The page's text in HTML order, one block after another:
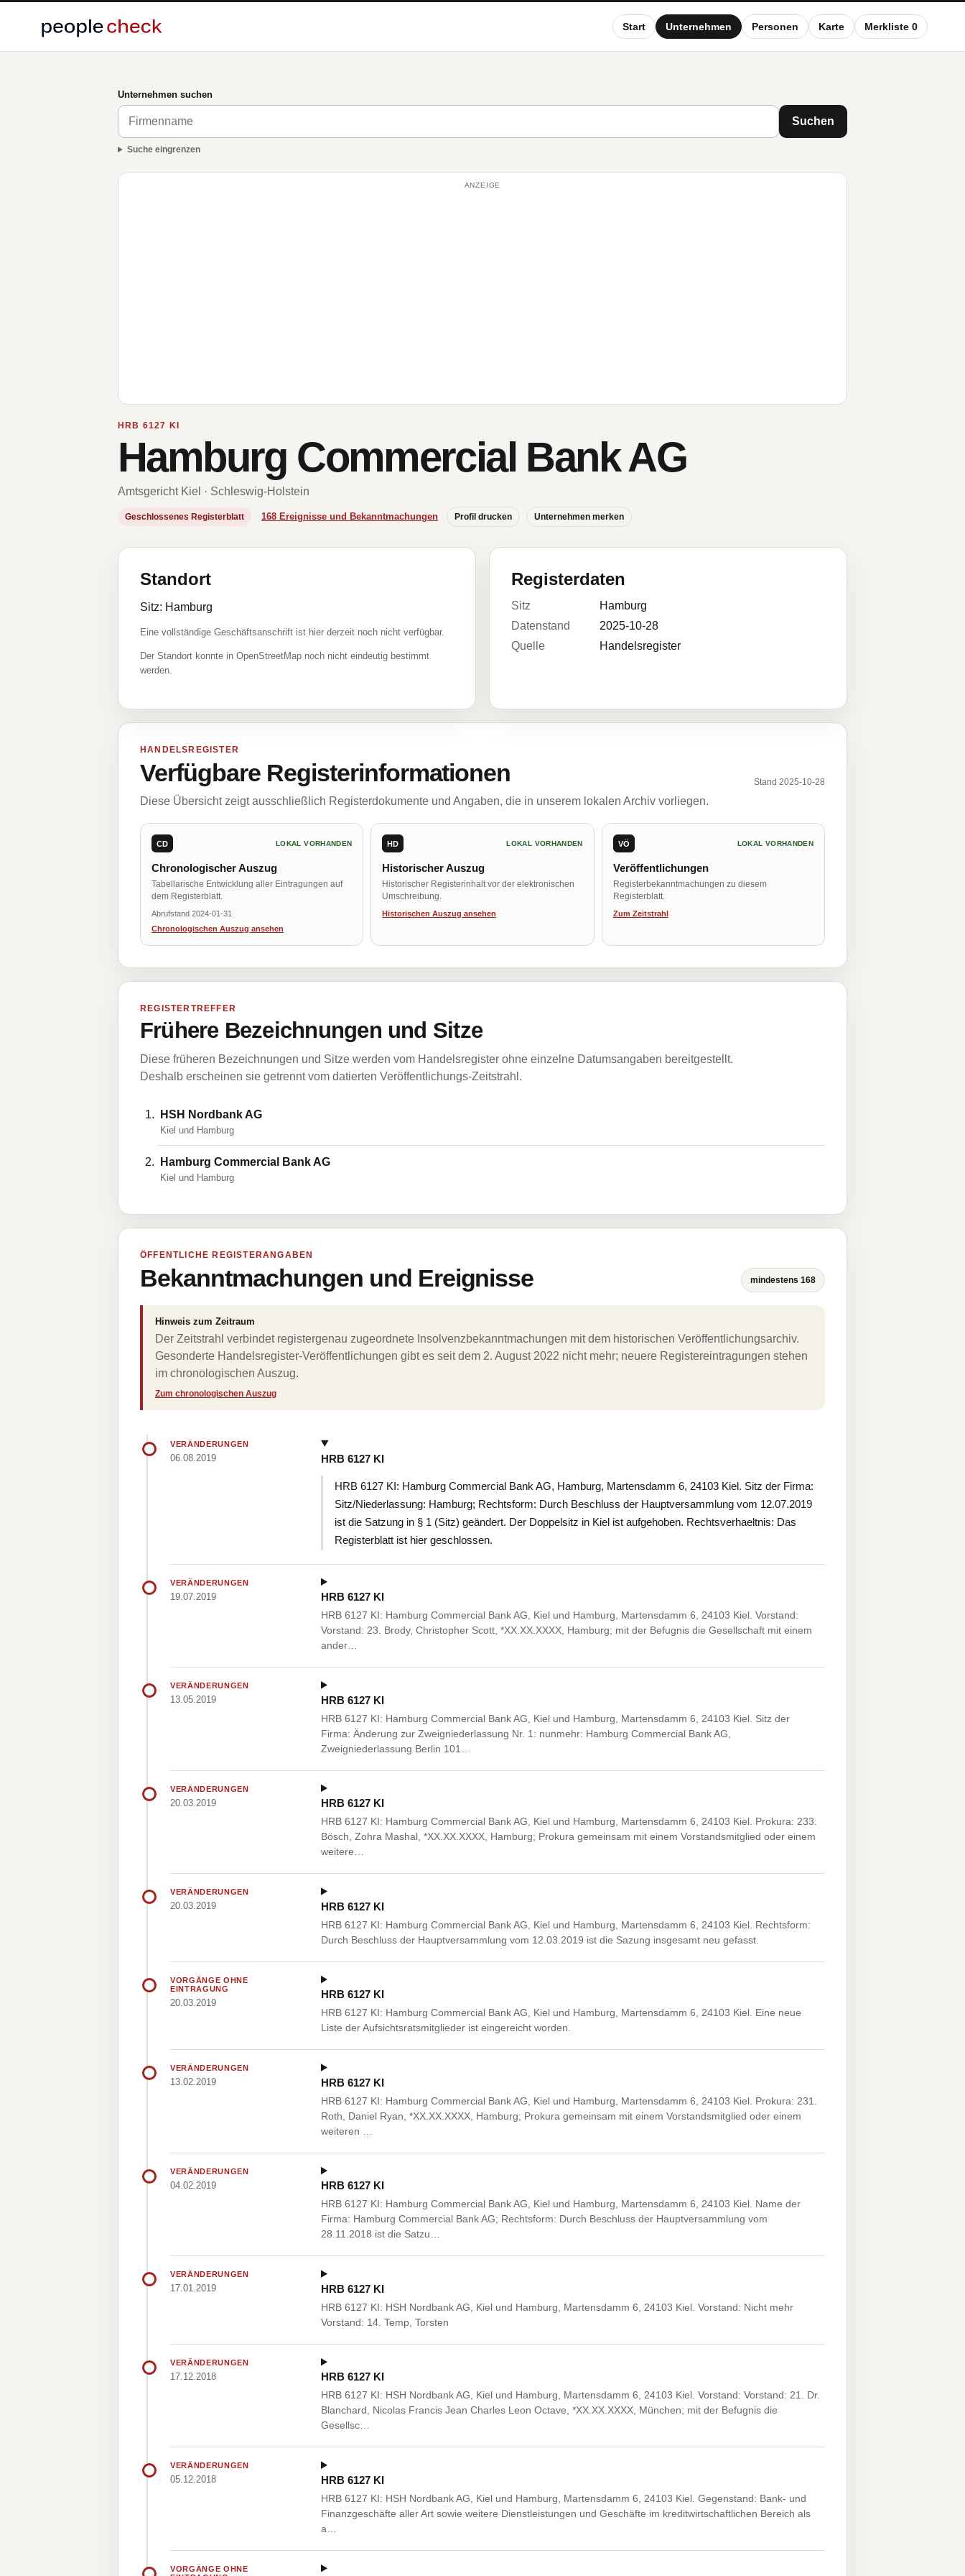
Start Unternehmen Personen Karte Merkliste 0
Unternehmen suchen
Suchen
Suche eingrenzen
ANZEIGE
HRB 6127 KI
Hamburg Commercial Bank AG
Amtsgericht Kiel · Schleswig-Holstein
Geschlossenes Registerblatt 168 Ereignisse und Bekanntmachungen Profil drucken Unternehmen merken
Standort
Sitz: Hamburg
Eine vollständige Geschäftsanschrift ist hier derzeit noch nicht verfügbar.
Der Standort konnte in OpenStreetMap noch nicht eindeutig bestimmt
werden.
Registerdaten
Sitz
Hamburg
Datenstand
2025-10-28
Quelle
Handelsregister
HANDELSREGISTER
Verfügbare Registerinformationen Stand 2025-10-28
Diese Übersicht zeigt ausschließlich Registerdokumente und Angaben, die in unserem lokalen Archiv vorliegen.
CD LOKAL VORHANDEN
Chronologischer Auszug
Tabellarische Entwicklung aller Eintragungen auf
dem Registerblatt.
Abrufstand 2024-01-31
Chronologischen Auszug ansehen
HD LOKAL VORHANDEN
Historischer Auszug
Historischer Registerinhalt vor der elektronischen
Umschreibung.
Historischen Auszug ansehen
VÖ LOKAL VORHANDEN
Veröffentlichungen
Registerbekanntmachungen zu diesem
Registerblatt.
Zum Zeitstrahl
REGISTERTREFFER
Frühere Bezeichnungen und Sitze
Diese früheren Bezeichnungen und Sitze werden vom Handelsregister ohne einzelne Datumsangaben bereitgestellt.
Deshalb erscheinen sie getrennt vom datierten Veröffentlichungs-Zeitstrahl.
HSH Nordbank AG
Kiel und Hamburg
Hamburg Commercial Bank AG
Kiel und Hamburg
ÖFFENTLICHE REGISTERANGABEN
Bekanntmachungen und Ereignisse mindestens 168
Hinweis zum Zeitraum
Der Zeitstrahl verbindet registergenau zugeordnete Insolvenzbekanntmachungen mit dem historischen Veröffentlichungsarchiv.
Gesonderte Handelsregister-Veröffentlichungen gibt es seit dem 2. August 2022 nicht mehr; neuere Registereintragungen stehen
im chronologischen Auszug.
Zum chronologischen Auszug
VERÄNDERUNGEN
06.08.2019 HRB 6127 KI
HRB 6127 KI: Hamburg Commercial Bank AG, Hamburg, Martensdamm 6, 24103 Kiel. Sitz der Firma:
Sitz/Niederlassung: Hamburg; Rechtsform: Durch Beschluss der Hauptversammlung vom 12.07.2019
ist die Satzung in § 1 (Sitz) geändert. Der Doppelsitz in Kiel ist aufgehoben. Rechtsverhaeltnis: Das
Registerblatt ist hier geschlossen.
VERÄNDERUNGEN
19.07.2019 HRB 6127 KI
HRB 6127 KI: Hamburg Commercial Bank AG, Kiel und Hamburg, Martensdamm 6, 24103 Kiel. Vorstand:
Vorstand: 23. Brody, Christopher Scott, *XX.XX.XXXX, Hamburg; mit der Befugnis die Gesellschaft mit einem
ander…
VERÄNDERUNGEN
13.05.2019 HRB 6127 KI
HRB 6127 KI: Hamburg Commercial Bank AG, Kiel und Hamburg, Martensdamm 6, 24103 Kiel. Sitz der
Firma: Änderung zur Zweigniederlassung Nr. 1: nunmehr: Hamburg Commercial Bank AG,
Zweigniederlassung Berlin 101…
VERÄNDERUNGEN
20.03.2019 HRB 6127 KI
HRB 6127 KI: Hamburg Commercial Bank AG, Kiel und Hamburg, Martensdamm 6, 24103 Kiel. Prokura: 233.
Bösch, Zohra Mashal, *XX.XX.XXXX, Hamburg; Prokura gemeinsam mit einem Vorstandsmitglied oder einem
weitere…
VERÄNDERUNGEN
20.03.2019 HRB 6127 KI
HRB 6127 KI: Hamburg Commercial Bank AG, Kiel und Hamburg, Martensdamm 6, 24103 Kiel. Rechtsform:
Durch Beschluss der Hauptversammlung vom 12.03.2019 ist die Sazung insgesamt neu gefasst.
VORGÄNGE OHNE
EINTRAGUNG
20.03.2019
HRB 6127 KI
HRB 6127 KI: Hamburg Commercial Bank AG, Kiel und Hamburg, Martensdamm 6, 24103 Kiel. Eine neue
Liste der Aufsichtsratsmitglieder ist eingereicht worden.
VERÄNDERUNGEN
13.02.2019 HRB 6127 KI
HRB 6127 KI: Hamburg Commercial Bank AG, Kiel und Hamburg, Martensdamm 6, 24103 Kiel. Prokura: 231.
Roth, Daniel Ryan, *XX.XX.XXXX, Hamburg; Prokura gemeinsam mit einem Vorstandsmitglied oder einem
weiteren …
VERÄNDERUNGEN
04.02.2019 HRB 6127 KI
HRB 6127 KI: Hamburg Commercial Bank AG, Kiel und Hamburg, Martensdamm 6, 24103 Kiel. Name der
Firma: Hamburg Commercial Bank AG; Rechtsform: Durch Beschluss der Hauptversammlung vom
28.11.2018 ist die Satzu…
VERÄNDERUNGEN
17.01.2019 HRB 6127 KI
HRB 6127 KI: HSH Nordbank AG, Kiel und Hamburg, Martensdamm 6, 24103 Kiel. Vorstand: Nicht mehr
Vorstand: 14. Temp, Torsten
VERÄNDERUNGEN
17.12.2018 HRB 6127 KI
HRB 6127 KI: HSH Nordbank AG, Kiel und Hamburg, Martensdamm 6, 24103 Kiel. Vorstand: Vorstand: 21. Dr.
Blanchard, Nicolas Francis Jean Charles Leon Octave, *XX.XX.XXXX, München; mit der Befugnis die
Gesellsc…
VERÄNDERUNGEN
05.12.2018 HRB 6127 KI
HRB 6127 KI: HSH Nordbank AG, Kiel und Hamburg, Martensdamm 6, 24103 Kiel. Gegenstand: Bank- und
Finanzgeschäfte aller Art sowie weitere Dienstleistungen und Geschäfte im kreditwirtschaftlichen Bereich als
a…
VORGÄNGE OHNE